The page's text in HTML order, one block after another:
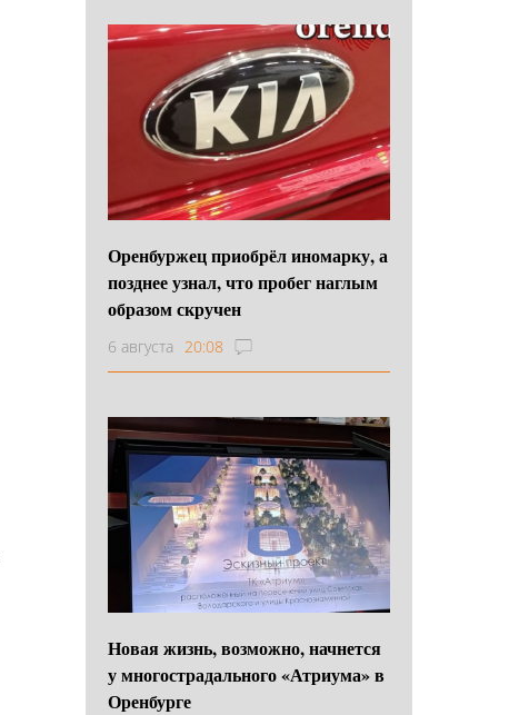
Оренбуржец приобрёл иномарку, а
позднее узнал, что пробег наглым
образом скручен
6 августа 20:08
Новая жизнь, возможно, начнется
у многострадального «Атриума» в
Оренбурге